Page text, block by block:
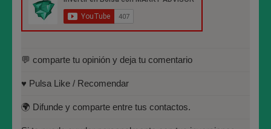
José María López Higuera
Cuantitativo (IEB).
Licenciado en Informática por la
Madrid(UPM)
💬 comparte tu opinión y deja tu comentario
♥️ Pulsa Like / Recomendar
🌍 Difunde y comparte entre tus contactos.